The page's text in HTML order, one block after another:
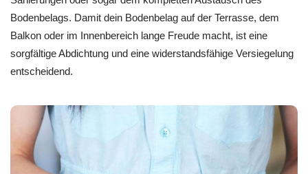
Bodenbelags. Damit dein Bodenbelag auf der Terrasse, dem
Balkon oder im Innenbereich lange Freude macht, ist eine
sorgfältige Abdichtung und eine widerstandsfähige Versiegelung
entscheidend.